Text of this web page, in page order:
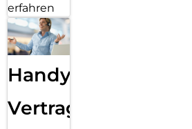
erfahren
Handy
Vertragsabwicklung